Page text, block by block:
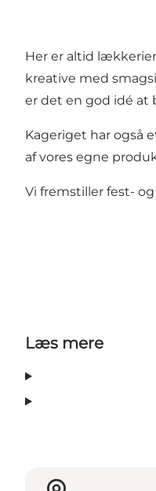
Her er altid
kreative med
er det en god idé at
Kageriget har også
af vores egne
Vi fremstiller fest-
Læs mere